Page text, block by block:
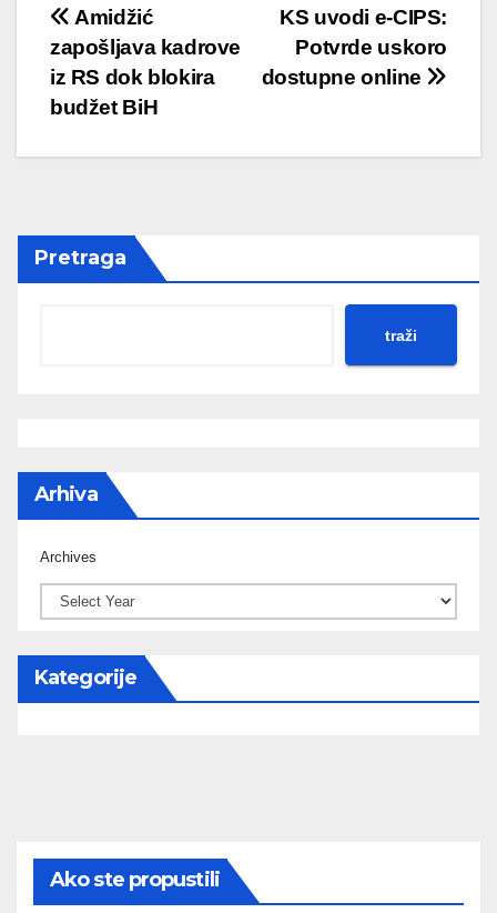
Post
navigation
KS uvodi e-CIPS:
Potvrde uskoro
dostupne online
Amidžić
zapošljava kadrove
iz RS dok blokira
budžet BiH
Pretraga
traži
Arhiva
Archives
Kategorije
Ako ste propustili